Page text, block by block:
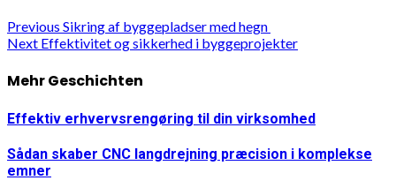
Previous Sikring af byggepladser med hegn
Next Effektivitet og sikkerhed i byggeprojekter
Mehr Geschichten
Effektiv erhvervsrengøring til din virksomhed
Sådan skaber CNC langdrejning præcision i komplekse
emner